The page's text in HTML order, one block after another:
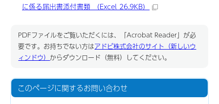
に係る届出書添付書類 （Excel 26.9KB）
PDFファイルをご覧いただくには、「Acrobat Reader」が必
要です。お持ちでない方はアドビ株式会社のサイト（新しいウ
ィンドウ） からダウンロード（無料）してください。
このページに関するお問い合わせ